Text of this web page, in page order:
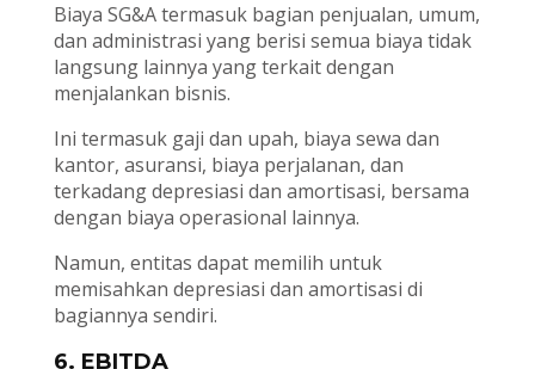
Biaya SG&A termasuk bagian penjualan, umum,
dan administrasi yang berisi semua biaya tidak
langsung lainnya yang terkait dengan
menjalankan bisnis.
Ini termasuk gaji dan upah, biaya sewa dan
kantor, asuransi, biaya perjalanan, dan
terkadang depresiasi dan amortisasi, bersama
dengan biaya operasional lainnya.
Namun, entitas dapat memilih untuk
memisahkan depresiasi dan amortisasi di
bagiannya sendiri.
6. EBITDA